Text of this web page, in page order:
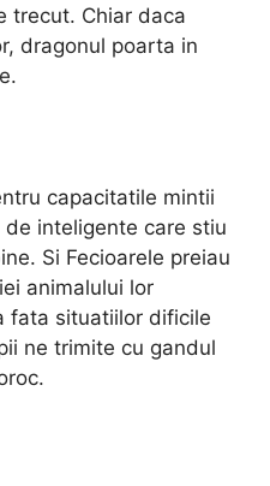
trecut. Chiar daca
dragonul poarta in
capacitatile mintii
inteligente care stiu
Si Fecioarele preiau
animalului lor
fata situatiilor dificile
ne trimite cu gandul